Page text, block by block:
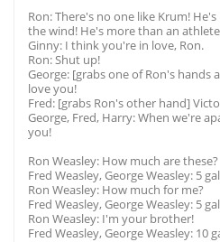
Ron: There's no one like Krum!
the wind! He's more than an
Ginny: I think you're in love, Ron.
Ron: Shut up!
George: [grabs one of Ron's hands
love you!
Fred: [grabs Ron's other hand]
George, Fred, Harry: When we're
you!
Ron Weasley: How much are these?
Fred Weasley, George Weasley: 5
Ron Weasley: How much for me?
Fred Weasley, George Weasley: 5
Ron Weasley: I'm your brother!
Fred Weasley, George Weasley: 10